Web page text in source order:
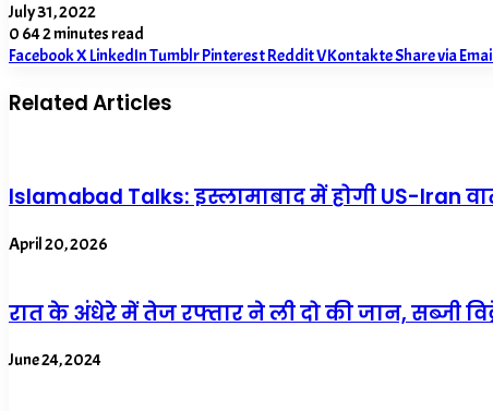
July 31, 2022
0 642 minutes read
FacebookXLinkedInTumblrPinterestRedditVKontakteShare via
Related Articles
Islamabad Talks: इस्लामाबाद में होगी US-Iran
April 20, 2026
रात के अंधेरे में तेज रफ्तार ने ली दो की जान, सब्जी
June 24, 2024